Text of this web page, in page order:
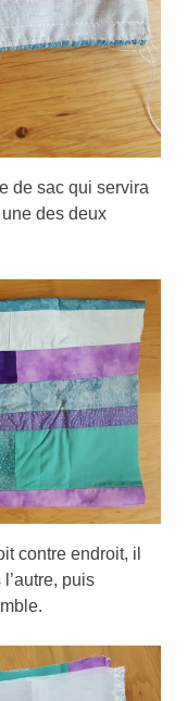
de sac qui servira
des deux
contre endroit, il
puis